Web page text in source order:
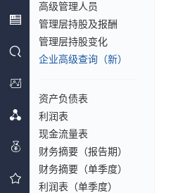
高级管理人员
管理层持股及报酬
管理层持股变化
企业高级查询（新）
资产负债表
利润表
现金流量表
财务摘要（报告期）
财务摘要（单季度）
利润表（单季度）